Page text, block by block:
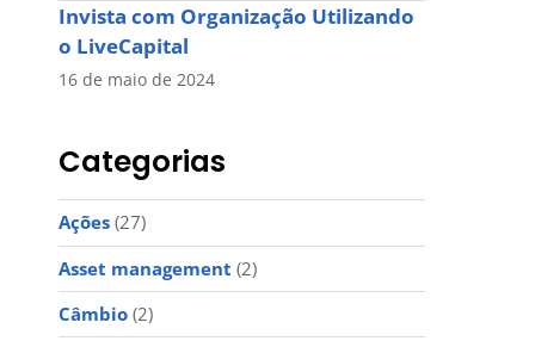
Invista com Organização Utilizando
o LiveCapital
16 de maio de 2024
Categorias
Ações(27)
Asset management (2)
Câmbio(2)